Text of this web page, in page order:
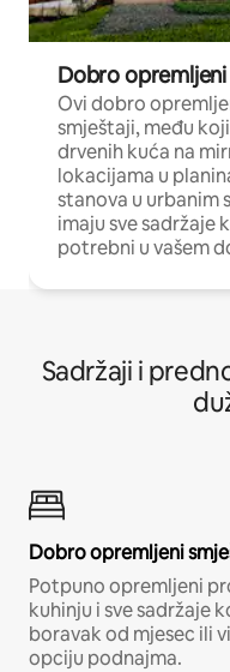
Dobro
Ovi dobro
smještaji, među
drvenih kuća na
lokacijama u
stanova u urbanim
imaju sve sadržaje
potrebni u vašem
Sadržaji i
Dobro opremljeni
Potpuno opremljeni
kuhinju i sve sadržaje
boravak od mjesec ili
opciju podnajma.